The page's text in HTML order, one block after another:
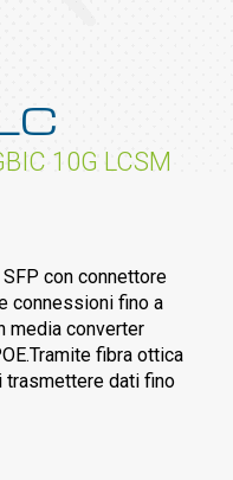
10G LCSM
con connettore
connessioni fino a
media converter
fibra ottica
trasmettere dati fino